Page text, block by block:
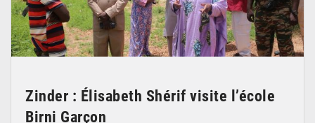
Zinder : Élisabeth Shérif visite l’école
Birni Garçon